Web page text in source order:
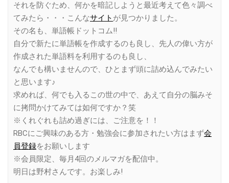
それを防ぐため、何かを暗記しようと最近考えて色々調べ
てみたら・・・こんなサイト が見つかりました。
その名も、単語帳ドットコム!!
自分で新たに単語帳を作成するのも良し、先人の偉い方が
作成された単語料を利用するのも良し、
なんでも構いませんので、ひとまず頭に詰め込んでみたい
と思います♪
求めれば、何でも入るこの世の中で、あえて自分の脳みそ
に拷問かけてみては如何ですか？笑
※くれぐれも詰め過ぎには、ご注意を！！
RBCにご興味のある方・勉強会に参加されたい方はまず会
員登録をお願いします
※会員限定、毎月4回のメルマガを配信中。
明日は野村さんです。お楽しみ!